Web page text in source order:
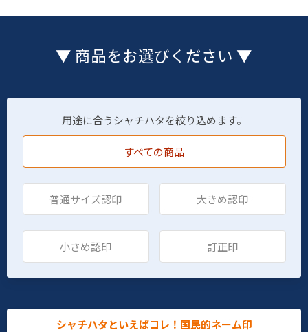
▼ 商品をお選びください ▼
用途に合うシャチハタを絞り込めます。
すべての商品
普通サイズ認印 大きめ認印
小さめ認印 訂正印
シャチハタといえばコレ！国民的ネーム印